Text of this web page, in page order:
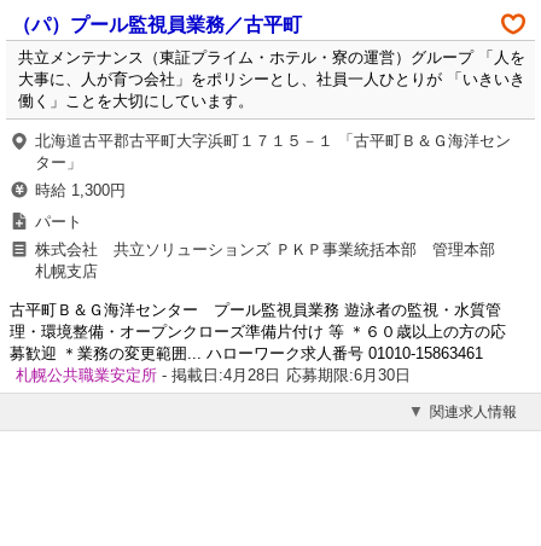
（パ）プール監視員業務／古平町
共立メンテナンス（東証プライム・ホテル・寮の運営）グループ 「人を
大事に、人が育つ会社」をポリシーとし、社員一人ひとりが 「いきいき
働く」ことを大切にしています。
北海道古平郡古平町大字浜町１７１５－１ 「古平町Ｂ＆Ｇ海洋セン
ター」
時給 1,300円
パート
株式会社 共立ソリューションズ ＰＫＰ事業統括本部 管理本部
札幌支店
古平町Ｂ＆Ｇ海洋センター プール監視員業務 遊泳者の監視・水質管
理・環境整備・オープンクローズ準備片付け 等 ＊６０歳以上の方の応
募歓迎 ＊業務の変更範囲... ハローワーク求人番号 01010-15863461
札幌公共職業安定所 - 掲載日:4月28日 応募期限:6月30日
関連求人情報